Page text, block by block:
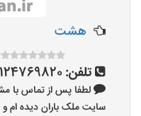
هشت
تلفن:
لطفا پس از تماس با